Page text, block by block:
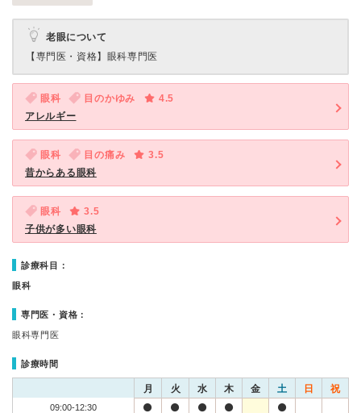
老眼について
【専門医・資格】 眼科専門医
眼科 目のかゆみ
4.5
アレルギー
眼科 目の痛み
3.5
昔からある眼科
眼科
3.5
子供が多い眼科
診療科目：
眼科
専門医・資格：
眼科専門医
診療時間
月 火 水 木 金 土 日 祝
09:00-12:30